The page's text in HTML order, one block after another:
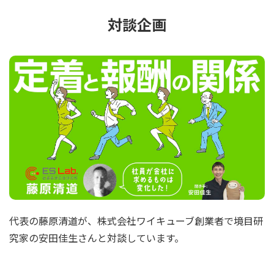
対談企画
代表の藤原清道が、株式会社ワイキューブ創業者で境目研
究家の安田佳生さんと対談しています。